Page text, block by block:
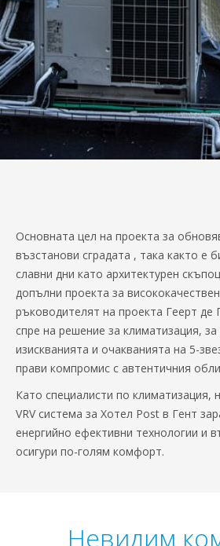
Основната цел на проекта за
възстанови сградата , така както е
славни дни като архитектурен
допълни проекта за
ръководителят на проекта Геерт де
спре на решение за климатизация,
изискванията и очакванията на 5-
прави компромис с автентичния
Като специалисти по климатизация,
VRV система за Хотел Post в Гент
енергийно ефективни технологии и
осигури по-голям комфорт.
Невидим